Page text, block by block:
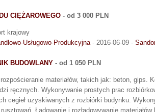
CIĘŻAROWEGO - od 3 000 PLN
krajowy
Usługowo-Produkcyjna- 2016-06-09 -
BUDOWLANY - od 1 050 PLN
materiałów, takich jak: beton, gips.
ręcznych. Wykonywanie prostych prac
cegieł uzyskiwanych z rozbiórki budynku.
Ładowanie i rozładowywanie materiałów